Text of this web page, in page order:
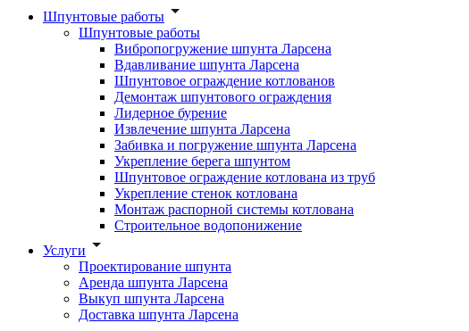
Шпунтовые работы
Шпунтовые работы
Вибропогружение шпунта Ларсена
Вдавливание шпунта Ларсена
Шпунтовое ограждение котлованов
Демонтаж шпунтового ограждения
Лидерное бурение
Извлечение шпунта Ларсена
Забивка и погружение шпунта Ларсена
Укрепление берега шпунтом
Шпунтовое ограждение котлована из труб
Укрепление стенок котлована
Монтаж распорной системы котлована
Строительное водопонижение
Услуги
Проектирование шпунта
Аренда шпунта Ларсена
Выкуп шпунта Ларсена
Доставка шпунта Ларсена